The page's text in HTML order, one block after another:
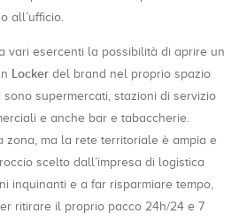
all’ufficio.
vari esercenti la possibilità di aprire un
Locker del brand nel proprio spazio
supermercati, stazioni di servizio
e anche bar e tabaccherie.
zona, ma la rete territoriale è ampia e
scelto dall’impresa di logistica
inquinanti e a far risparmiare tempo,
ritirare il proprio pacco 24h/24 e 7